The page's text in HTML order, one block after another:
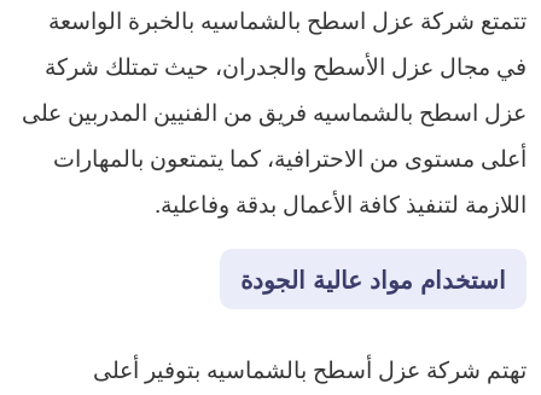
تتمتع شركة عزل اسطح بالشماسيه بالخبرة الواسعة
في مجال عزل الأسطح والجدران، حيث تمتلك شركة
عزل اسطح بالشماسيه فريق من الفنيين المدربين على
أعلى مستوى من الاحترافية، كما يتمتعون بالمهارات
اللازمة لتنفيذ كافة الأعمال بدقة وفاعلية.
استخدام مواد عالية الجودة
تهتم شركة عزل أسطح بالشماسيه بتوفير أعلى